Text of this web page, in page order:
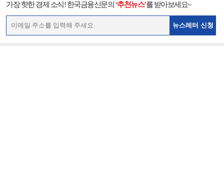
가장 핫한 경제 소식! 한국금융신문의 ‘추천뉴스’를 받아보세요~
뉴스레터 신청